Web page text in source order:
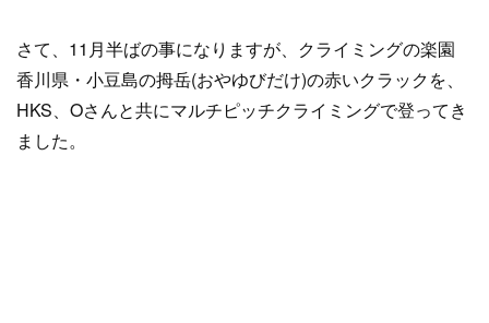
さて、11月半ばの事になりますが、クライミングの楽園
香川県・小豆島の拇岳(おやゆびだけ)の赤いクラックを、
HKS、Oさんと共にマルチピッチクライミングで登ってき
ました。